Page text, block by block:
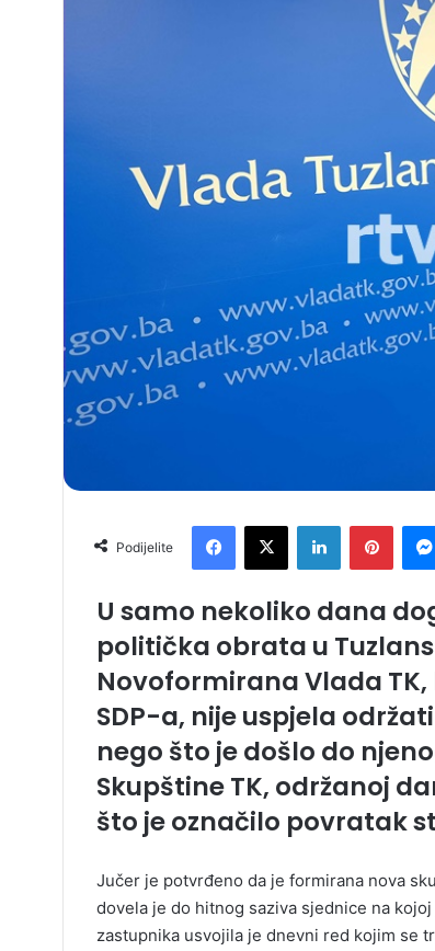
Podijelite
U samo nekoliko dana
politička obrata u
Novoformirana Vlada TK,
SDP-a, nije uspjela
nego što je došlo do
Skupštine TK, održanoj
što je označilo povratak
Jučer je potvrđeno da je formirana nova
dovela je do hitnog saziva sjednice na
zastupnika usvojila je dnevni red kojim se